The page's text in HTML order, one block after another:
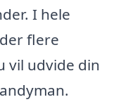
I hele
flere
vil udvide din